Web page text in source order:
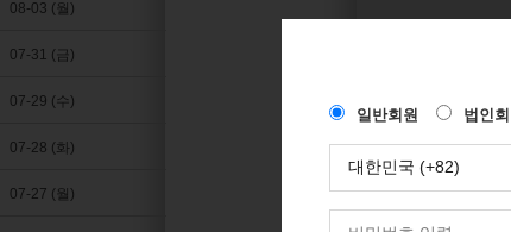
08-03 (월)
07-31 (금)
07-29 (수)
07-28 (화)
07-27 (월)